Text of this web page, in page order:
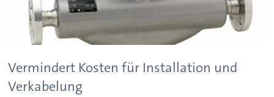
Vermindert Kosten für Installation und
Verkabelung